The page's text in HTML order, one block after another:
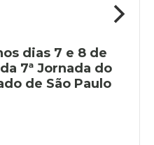
dias 7 e 8 de
7ª Jornada do
de São Paulo